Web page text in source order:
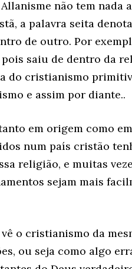
não tem nada
a palavra seita
de outro. Por
saiu de dentro da
do cristianismo
e assim por diante..
em origem como
num país cristão
religião, e muitas
sejam mais
o cristianismo da
ou seja como algo